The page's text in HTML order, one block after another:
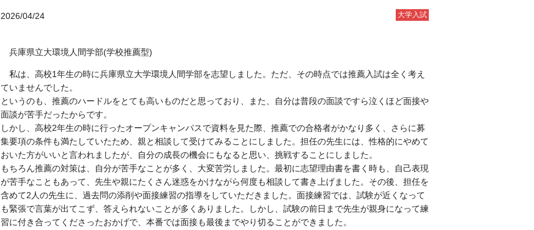
2026/04/24 大学入試
兵庫県立大環境人間学部(学校推薦型)
私は、高校1年生の時に兵庫県立大学環境人間学部を志望しました。ただ、その時点では推薦入試は全く考え
ていませんでした。
というのも、推薦のハードルをとても高いものだと思っており、また、自分は普段の面談ですら泣くほど面接や
面談が苦手だったからです。
しかし、高校2年生の時に行ったオープンキャンパスで資料を見た際、推薦での合格者がかなり多く、さらに募
集要項の条件も満たしていたため、親と相談して受けてみることにしました。担任の先生には、性格的にやめて
おいた方がいいと言われましたが、自分の成長の機会にもなると思い、挑戦することにしました。
もちろん推薦の対策は、自分が苦手なことが多く、大変苦労しました。最初に志望理由書を書く時も、自己表現
が苦手なこともあって、先生や親にたくさん迷惑をかけながら何度も相談して書き上げました。その後、担任を
含めて2人の先生に、過去問の添削や面接練習の指導をしていただきました。面接練習では、試験が近くなって
も緊張で言葉が出てこず、答えられないことが多くありました。しかし、試験の前日まで先生が親身になって練
習に付き合ってくださったおかげで、本番では面接も最後までやり切ることができました。